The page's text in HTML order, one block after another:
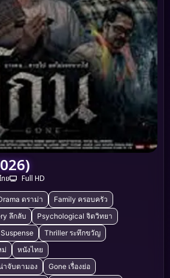
ย
Full HD
ดราม่า
Family ครอบครัว
ลึกลับ
Psychological จิตวิทยา
Suspense
Thriller ระทึกขวัญ
ม่
หนังไทย
าจับตามอง
Gone เรื่องย่อ